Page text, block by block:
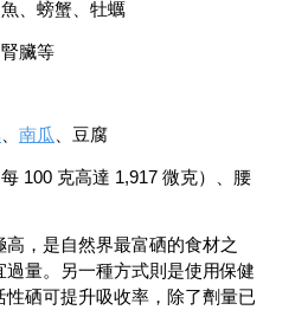
、螃蟹、牡蠣
臟等
、 南瓜、豆腐
100 克高達 1,917 微克）、腰
，是自然界最富硒的食材之
量。另一種方式則是使用保健
硒可提升吸收率，除了劑量已